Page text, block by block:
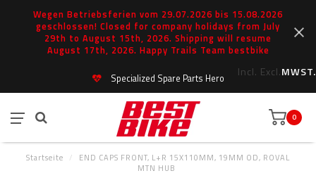
Wegen Betriebsferien vom 29.07.2026 bis 15.08.2026
geschlossen! Closed for company holidays from July
29th to August 15th, 2026. Shipping will resume
August 17th, 2026. Happy Trails Team bestbike
Incl. Excl.MWST.
Specialized Spare Parts Hero
0
Startseite /
END CAPS FRONT, L+R 15X110MM, 19MM OD, ROVAL
MTN HUB